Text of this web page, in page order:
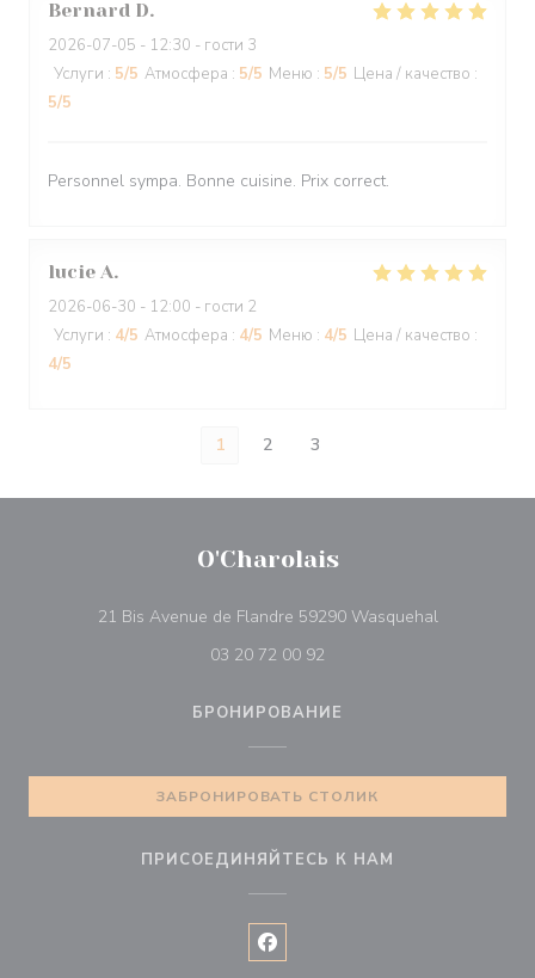
Bernard D
2026-07-05 - 12:30 - гости 3
Услуги : 5/5 Атмосфера : 5/5 Меню : 5/5 Цена / качество :
5/5
Personnel sympa. Bonne cuisine. Prix correct.
lucie A
2026-06-30 - 12:00 - гости 2
Услуги : 4/5 Атмосфера : 4/5 Меню : 4/5 Цена / качество :
4/5
1 2 3
O'Charolais
21 Bis Avenue de Flandre 59290 Wasquehal
03 20 72 00 92
БРОНИРОВАНИЕ
ЗАБРОНИРОВАТЬ СТОЛИК
ПРИСОЕДИНЯЙТЕСЬ К НАМ
Facebook ((открывается в